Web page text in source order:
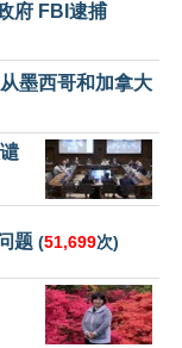
府 FBI逮捕
墨西哥和加拿大
题 (51,699次)